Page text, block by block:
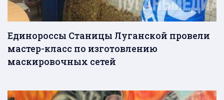
Единороссы Станицы Луганской провели
мастер-класс по изготовлению
маскировочных сетей